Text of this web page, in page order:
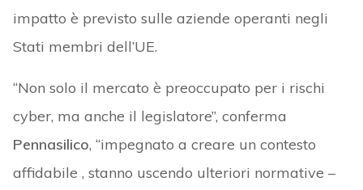
impatto è previsto sulle aziende operanti negli
Stati membri dell’UE.
“Non solo il mercato è preoccupato per i rischi
cyber, ma anche il legislatore”, conferma
Pennasilico, “impegnato a creare un contesto
affidabile , stanno uscendo ulteriori normative –